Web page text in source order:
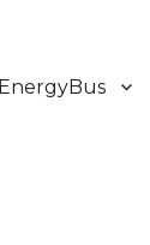
EnergyBus